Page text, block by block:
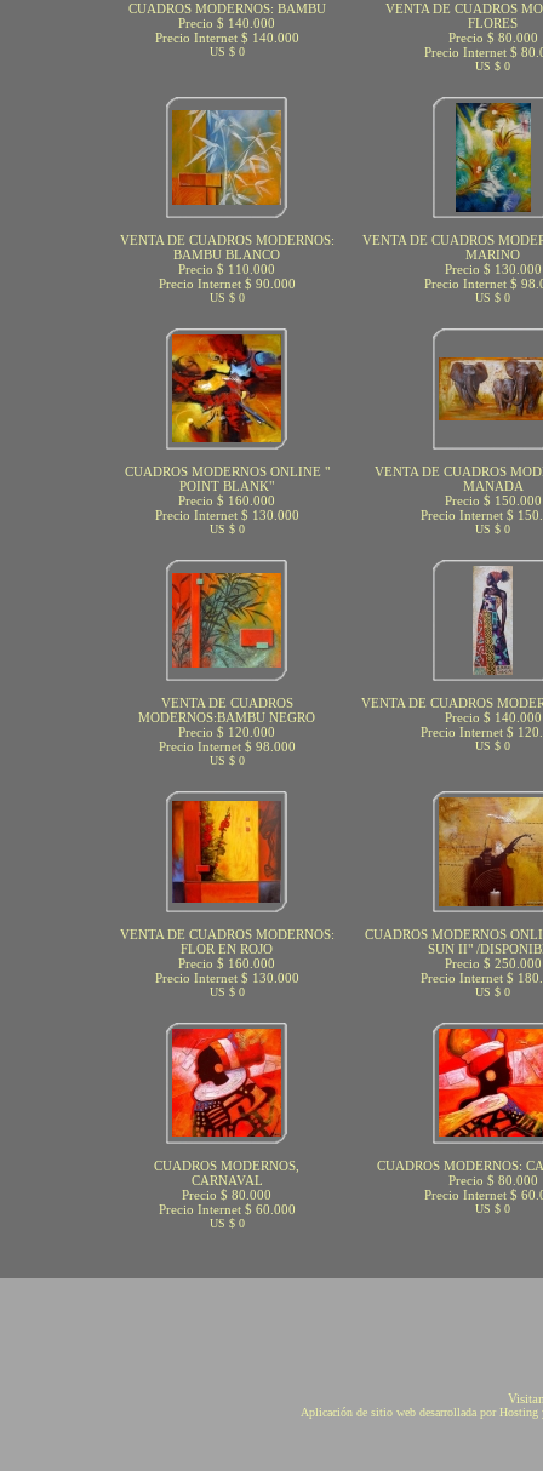
CUADROS MODERNOS: BAMBU
Precio $ 140.000
Precio Internet $ 140.000
US $ 0
VENTA DE CUADROS
FLORES
Precio $ 80.000
Precio Internet $
US $ 0
VENTA DE CUADROS MODERNOS:
BAMBU BLANCO
Precio $ 110.000
Precio Internet $ 90.000
US $ 0
VENTA DE CUADROS
MARINO
Precio $ 130.000
Precio Internet $
US $ 0
CUADROS MODERNOS ONLINE "
POINT BLANK"
Precio $ 160.000
Precio Internet $ 130.000
US $ 0
VENTA DE CUADROS
MANADA
Precio $ 150.000
Precio Internet $
US $ 0
VENTA DE CUADROS
MODERNOS:BAMBU NEGRO
Precio $ 120.000
Precio Internet $ 98.000
US $ 0
VENTA DE CUADROS
Precio $ 140.000
Precio Internet $
US $ 0
VENTA DE CUADROS MODERNOS:
FLOR EN ROJO
Precio $ 160.000
Precio Internet $ 130.000
US $ 0
CUADROS MODERNOS
SUN II" /
Precio $ 250.000
Precio Internet $
US $ 0
CUADROS MODERNOS,
CARNAVAL
Precio $ 80.000
Precio Internet $ 60.000
US $ 0
CUADROS MODERNOS:
Precio $ 80.000
Precio Internet $
US $ 0
Aplicación de sitio web desarrollada por